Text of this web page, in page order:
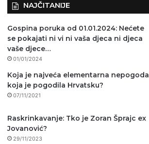
NAJČITANIJE
Gospina poruka od 01.01.2024: Nećete
se pokajati ni vi ni vaša djeca ni djeca
vaše djece…
01/01/2024
Koja je najveća elementarna nepogoda
koja je pogodila Hrvatsku?
07/11/2021
Raskrinkavanje: Tko je Zoran Šprajc ex
Jovanović?
29/11/2023